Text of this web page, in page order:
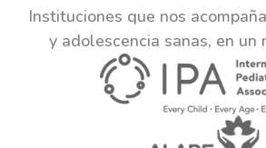
Instituciones que nos
y adolescencia sanas, en un